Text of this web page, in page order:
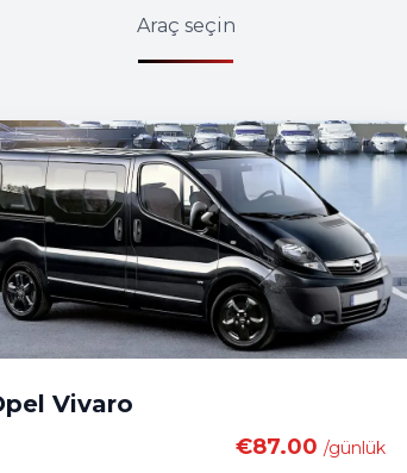
Araç seçin
Vivaro
€87.00 /günlük